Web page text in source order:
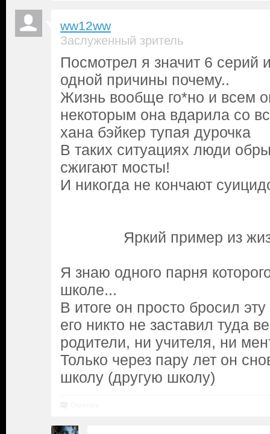
ww12ww
Заслуженный зритель
Посмотрел я значит 6 серий
одной причины почему..
Жизнь вообще го*но и всем
некоторым она вдарила со
хана бэйкер тупая дурочка
В таких ситуациях люди
сжигают мосты!
И никогда не кончают
Яркий пример из
Я знаю одного парня
школе...
В итоге он просто бросил
его никто не заставил туда
родители, ни учителя, ни
Только через пару лет он
школу (другую школу)